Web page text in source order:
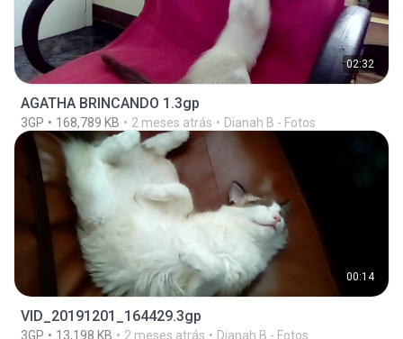
02:32
AGATHA BRINCANDO 1.3gp
3GP 168,789 KB 2 meses atrás Dianah B - Fotos
00:14
VID_20191201_164429.3gp
3GP 13,198 KB 2 meses atrás Dianah B - Fotos